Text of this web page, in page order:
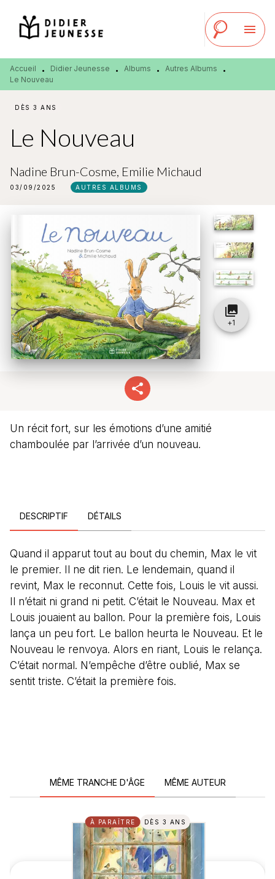
MENU RECHERCHE
PIED DE PAGE
menu
Accueil • Didier Jeunesse • Albums • Autres Albums
•
Le Nouveau
DÈS 3 ANS
Le Nouveau
Nadine Brun-Cosme Emilie Michaud
03/09/2025 AUTRES ALBUMS
Un récit fort, sur les émotions d’une amitié
chamboulée par l’arrivée d’un nouveau.
collections
+1
DESCRIPTIF DÉTAILS
Quand il apparut tout au bout du chemin, Max le vit
le premier. Il ne dit rien. Le lendemain, quand il
revint, Max le reconnut. Cette fois, Louis le vit aussi.
Il n’était ni grand ni petit. C’était le Nouveau. Max et
Louis jouaient au ballon. Pour la première fois, Louis
lança un peu fort. Le ballon heurta le Nouveau. Et le
Nouveau le renvoya. Alors en riant, Louis le relança.
C’était normal. N’empêche d’être oublié, Max se
sentit triste. C’était la première fois.
MÊME TRANCHE D'ÂGE MÊME AUTEUR
À PARAÎTRE DÈS 3 ANS